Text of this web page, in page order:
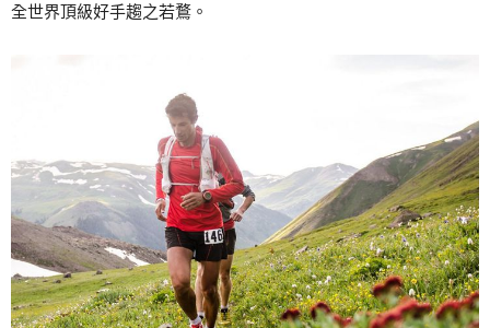
全世界頂級好手趨之若鶩。